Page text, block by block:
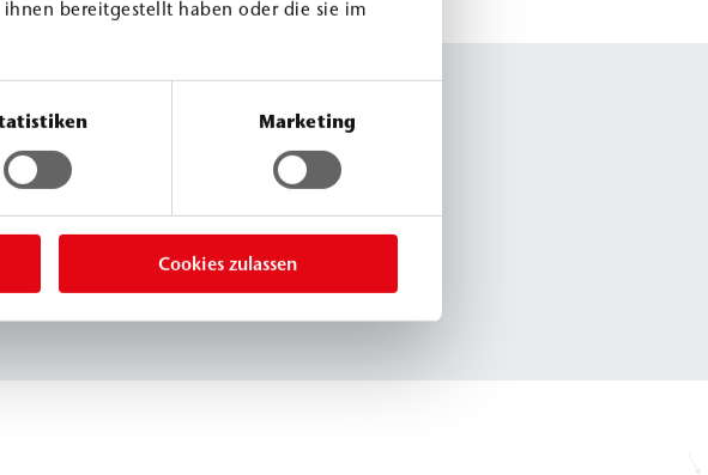
bereitgestellt haben oder die sie im
Marketing
Cookies zulassen